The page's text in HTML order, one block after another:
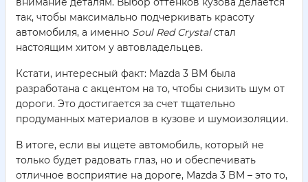
так, чтобы максимально подчеркивать красоту
автомобиля, а именно Soul Red Crystalстал
настоящим хитом у автовладельцев.
Кстати, интересный факт: Mazda 3 BM была
разработана с акцентом на то, чтобы снизить шум от
дороги. Это достигается за счет тщательно
продуманных материалов в кузове и шумоизоляции.
В итоге, если вы ищете автомобиль, который не
только будет радовать глаз, но и обеспечивать
отличное восприятие на дороге, Mazda 3 BM – это то,